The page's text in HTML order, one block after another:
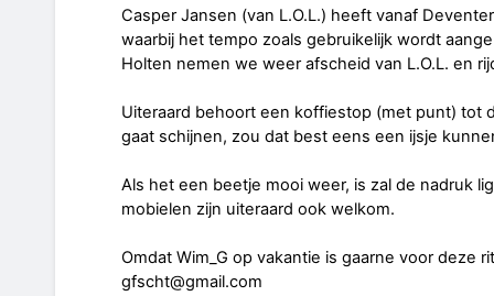
Casper Jansen (van L.O.L.) heeft vanaf
waarbij het tempo zoals gebruikelijk wordt
Holten nemen we weer afscheid van L.O.L. en
Uiteraard behoort een koffiestop (met punt) tot
gaat schijnen, zou dat best eens een ijsje
Als het een beetje mooi weer, is zal de nadruk
mobielen zijn uiteraard ook welkom.
Omdat Wim_G op vakantie is gaarne voor deze
gfscht@gmail.com